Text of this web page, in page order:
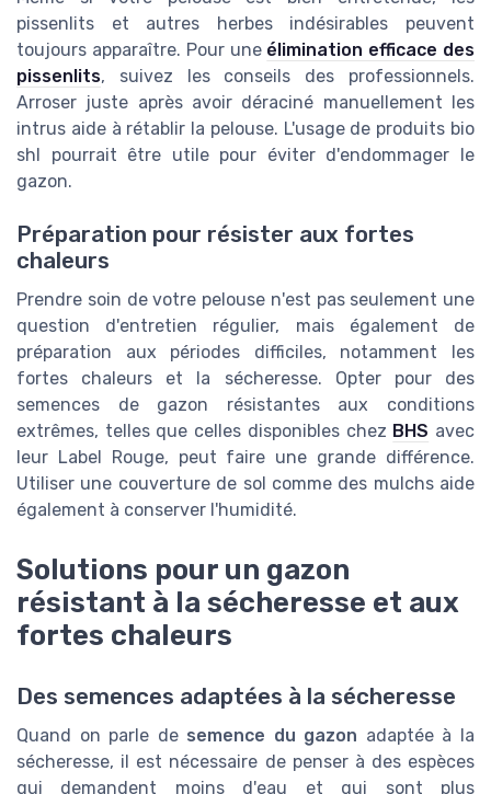
pissenlits et autres herbes indésirables peuvent
toujours apparaître. Pour une élimination efficace des
pissenlits, suivez les conseils des professionnels.
Arroser juste après avoir déraciné manuellement les
intrus aide à rétablir la pelouse. L'usage de produits bio
shl pourrait être utile pour éviter d'endommager le
gazon.
Préparation pour résister aux fortes
chaleurs
Prendre soin de votre pelouse n'est pas seulement une
question d'entretien régulier, mais également de
préparation aux périodes difficiles, notamment les
fortes chaleurs et la sécheresse. Opter pour des
semences de gazon résistantes aux conditions
extrêmes, telles que celles disponibles chez BHS avec
leur Label Rouge, peut faire une grande différence.
Utiliser une couverture de sol comme des mulchs aide
également à conserver l'humidité.
Solutions pour un gazon
résistant à la sécheresse et aux
fortes chaleurs
Des semences adaptées à la sécheresse
Quand on parle de semence du gazon adaptée à la
sécheresse, il est nécessaire de penser à des espèces
qui demandent moins d'eau et qui sont plus